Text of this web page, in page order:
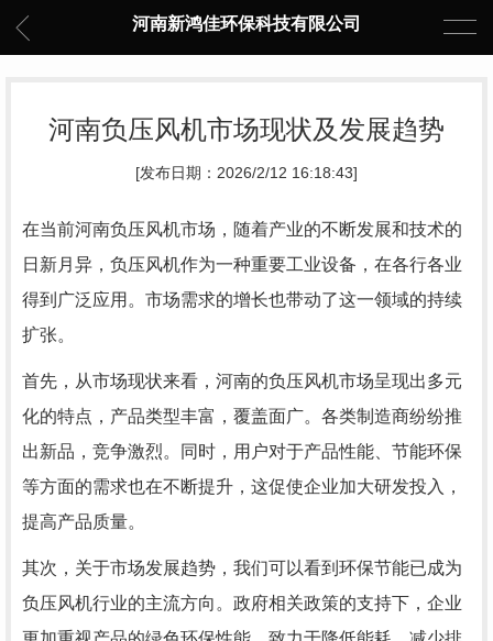
河南新鸿佳环保科技有限公司
河南负压风机市场现状及发展趋势
[发布日期：2026/2/12 16:18:43]
在当前河南负压风机市场，随着产业的不断发展和技术的
日新月异，负压风机作为一种重要工业设备，在各行各业
得到广泛应用。市场需求的增长也带动了这一领域的持续
扩张。
首先，从市场现状来看，河南的负压风机市场呈现出多元
化的特点，产品类型丰富，覆盖面广。各类制造商纷纷推
出新品，竞争激烈。同时，用户对于产品性能、节能环保
等方面的需求也在不断提升，这促使企业加大研发投入，
提高产品质量。
其次，关于市场发展趋势，我们可以看到环保节能已成为
负压风机行业的主流方向。政府相关政策的支持下，企业